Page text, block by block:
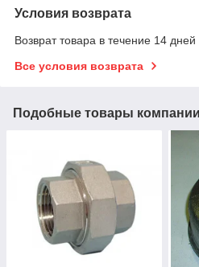
Условия возврата
Возврат товара в течение 14
Все условия возврата
Подобные товары компании